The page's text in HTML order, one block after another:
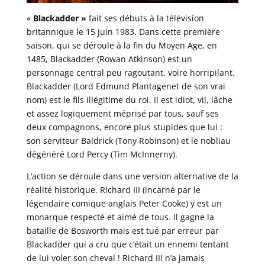
« Blackadder » fait ses débuts à la télévision
britannique le 15 juin 1983. Dans cette première
saison, qui se déroule à la fin du Moyen Age, en
1485, Blackadder (Rowan Atkinson) est un
personnage central peu ragoutant, voire horripilant.
Blackadder (Lord Edmund Plantagenet de son vrai
nom) est le fils illégitime du roi. Il est idiot, vil, lâche
et assez logiquement méprisé par tous, sauf ses
deux compagnons, encore plus stupides que lui :
son serviteur Baldrick (Tony Robinson) et le nobliau
dégénéré Lord Percy (Tim McInnerny).
L’action se déroule dans une version alternative de la
réalité historique. Richard III (incarné par le
légendaire comique anglais Peter Cooke) y est un
monarque respecté et aimé de tous. Il gagne la
bataille de Bosworth mais est tué par erreur par
Blackadder qui a cru que c’était un ennemi tentant
de lui voler son cheval ! Richard III n’a jamais